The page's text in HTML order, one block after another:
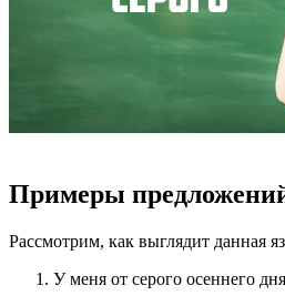
Примеры
Рассмотрим, как выглядит данная
У меня от серого осеннего